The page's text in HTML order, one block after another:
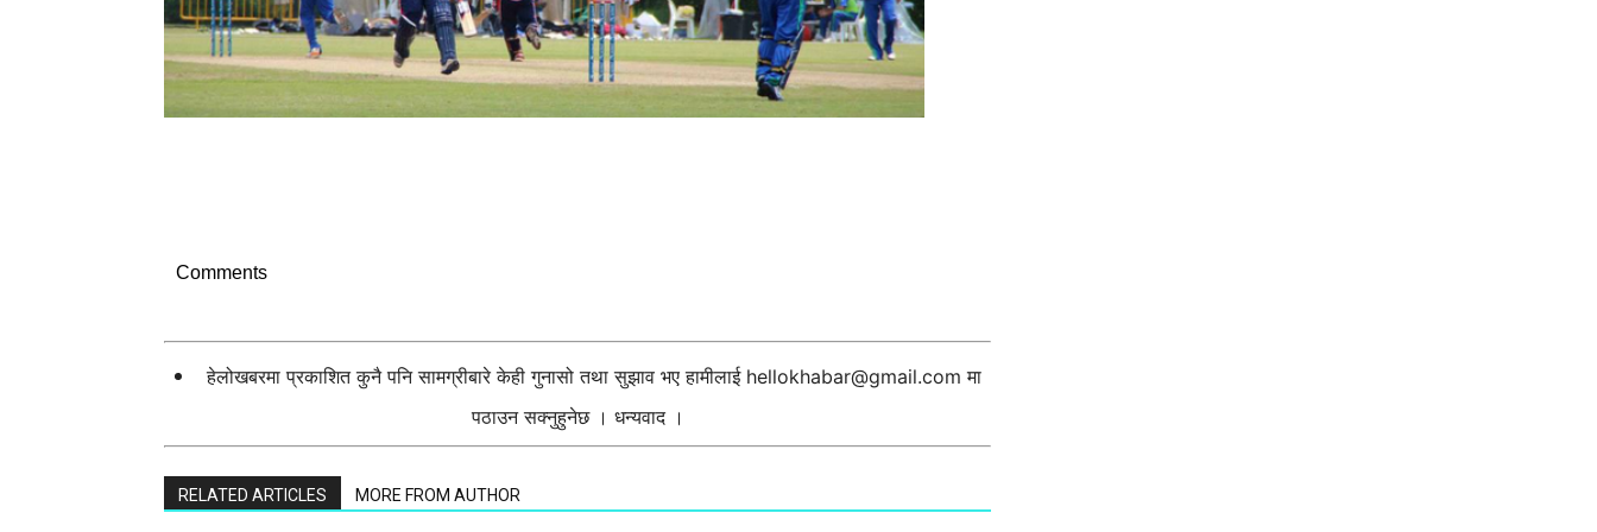
Comments
हेलोखबरमा प्रकाशित कुनै पनि सामग्रीबारे केही गुनासो तथा सुझाव भए हामीलाई hellokhabar@gmail.com मा
पठाउन सक्नुहुनेछ । धन्यवाद ।
RELATED ARTICLES MORE FROM AUTHOR